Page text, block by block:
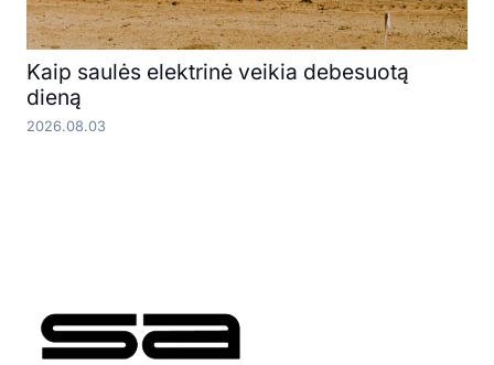
Kaip saulės elektrinė veikia debesuotą
dieną
2026.08.03